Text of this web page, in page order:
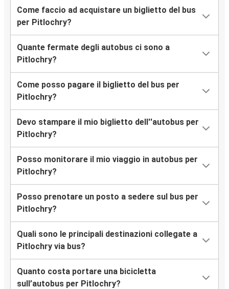
Come faccio ad acquistare un biglietto del bus
per Pitlochry?
Quante fermate degli autobus ci sono a
Pitlochry?
Come posso pagare il biglietto del bus per
Pitlochry?
Devo stampare il mio biglietto dell''autobus per
Pitlochry?
Posso monitorare il mio viaggio in autobus per
Pitlochry?
Posso prenotare un posto a sedere sul bus per
Pitlochry?
Quali sono le principali destinazioni collegate a
Pitlochry via bus?
Quanto costa portare una bicicletta
sull’autobus per Pitlochry?